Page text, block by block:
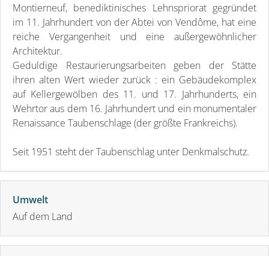
Montierneuf, benediktinisches Lehnspriorat gegründet
im 11. Jahrhundert von der Abtei von Vendôme, hat eine
reiche Vergangenheit und eine außergewöhnlicher
Architektur.
Geduldige Restaurierungsarbeiten geben der Stätte
ihren alten Wert wieder zurück : ein Gebäudekomplex
auf Kellergewölben des 11. und 17. Jahrhunderts, ein
Wehrtor aus dem 16. Jahrhundert und ein monumentaler
Renaissance Taubenschlage (der größte Frankreichs).
Seit 1951 steht der Taubenschlag unter Denkmalschutz.
Umwelt
Auf dem Land